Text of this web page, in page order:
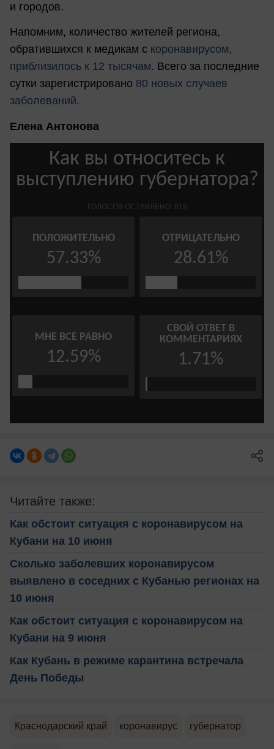
и городов.
Напомним, количество жителей региона,
обратившихся к медикам с коронавирусом,
приблизилось к 12 тысячам. Всего за последние
сутки зарегистрировано 80 новых случаев
заболеваний.
Елена Антонова
Читайте также:
Как обстоит ситуация с коронавирусом на
Кубани на 10 июня
Сколько заболевших коронавирусом
выявлено в соседних с Кубанью регионах на
10 июня
Как обстоит ситуация с коронавирусом на
Кубани на 9 июня
Как Кубань в режиме карантина встречала
День Победы
Краснодарский край коронавирус губернатор